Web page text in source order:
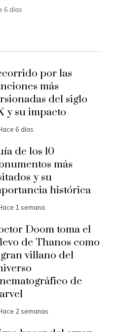
6 días
por las
más
del siglo
y su impacto
6 días
de los 10
más
y su
histórica
1 semana
Doom toma el
de Thanos como
villano del
de
2 semanas